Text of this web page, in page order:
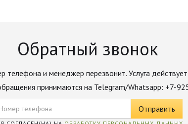
Обратный звонок
телефона и менеджер перезвонит. Услуга
принимаются на Telegram/Whatsapp: +7-